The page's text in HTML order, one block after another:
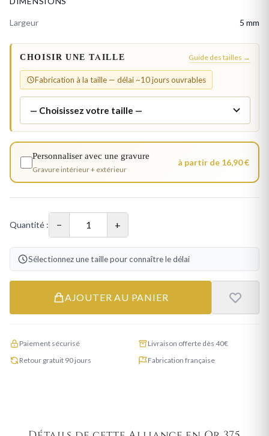
Largeur 5 mm
CHOISIR UNE TAILLE Guide des tailles →
Fabrication à la taille — délai ~10 jours ouvrables
Personnaliser avec une gravure
Gravure intérieur + extérieur
à partir de 16,90 €
Quantité : − +
Sélectionnez une taille pour connaître le délai
AJOUTER AU PANIER
Paiement sécurisé
Livraison offerte dès 40€
Retour gratuit 90 jours
Fabrication française